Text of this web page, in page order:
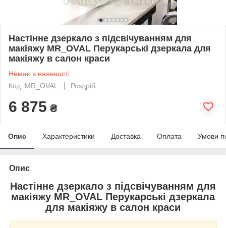
Настінне дзеркало з підсвічуванням для
макіяжу MR_OVAL Перукарські дзеркала для
макіяжу в салон краси
Немає в наявності
Код: MR_OVAL
Роздріб
6 875 ₴
Опис Характеристики Доставка Оплата Умови
Опис
Настінне дзеркало з підсвічуванням для
макіяжу MR_OVAL Перукарські дзеркала
для макіяжу в салон краси